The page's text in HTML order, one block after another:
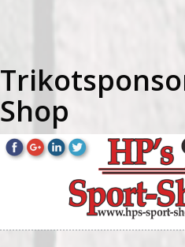
Shop